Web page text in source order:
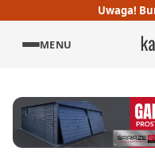
Uwaga!
MENU